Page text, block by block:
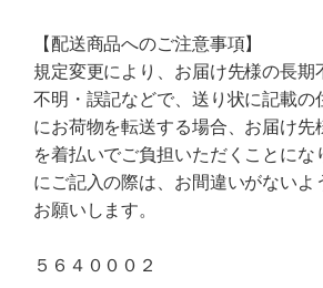
【配送商品へのご注意事項】
規定変更により、お届け先様の長期
不明・誤記などで、送り状に記載の
にお荷物を転送する場合、お届け先
を着払いでご負担いただくことにな
にご記入の際は、お間違いがないよ
お願いします。
５６４０００２